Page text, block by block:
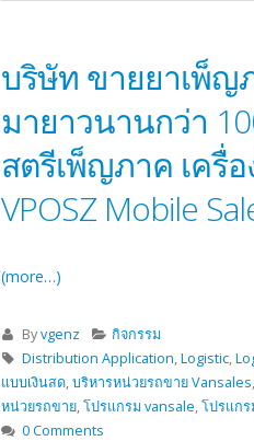
บริษัท ขายยาเพ็ญ
มายาวนานกว่า
สตรีเพ็ญภาค เครื่
VPOSZ Mobile
(more…)
Byvgenz
กิจกรรม
Distribution Application,Logistic,
แบบเงินสด,บริหารหน่วยรถขาย Vansales,
หน่วยรถขาย,โปรแกรม vansale,โปรแกร
0 Comments